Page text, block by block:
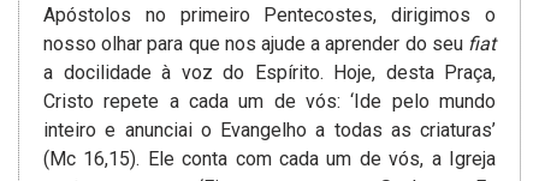
Apóstolos no primeiro Pentecostes, dirigimos o
nosso olhar para que nos ajude a aprender do seu fiat
a docilidade à voz do Espírito. Hoje, desta Praça,
Cristo repete a cada um de vós: ‘Ide pelo mundo
inteiro e anunciai o Evangelho a todas as criaturas’
(Mc 16,15). Ele conta com cada um de vós, a Igreja